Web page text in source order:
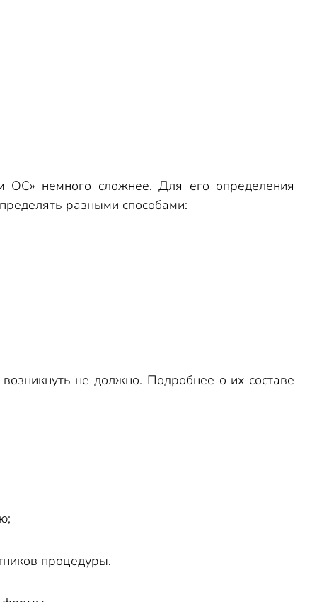
ОС» немного сложнее. Для его определения
разными способами:
не должно. Подробнее о их составе
процедуры.